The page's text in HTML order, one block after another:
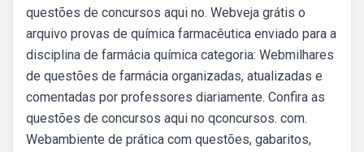
questões de concursos aqui no. Webveja grátis o
arquivo provas de química farmacêutica enviado para a
disciplina de farmácia química categoria: Webmilhares
de questões de farmácia organizadas, atualizadas e
comentadas por professores diariamente. Confira as
questões de concursos aqui no qconcursos. com.
Webambiente de prática com questões, gabaritos,